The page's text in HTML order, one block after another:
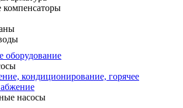
оборудование
кондиционирование, горячее
насосы